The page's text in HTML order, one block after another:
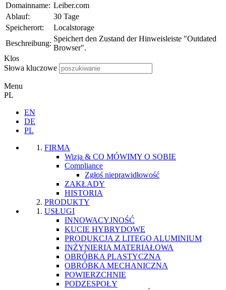
Domainname: Leiber.com
Ablauf:
30 Tage
Speicherort:
Localstorage
Beschreibung:
Speichert den Zustand der Hinweisleiste "Outdated
Browser".
Klos
Słowa kluczowe
Menu
PL
EN
DE
PL
FIRMA
Wizja & CO MÓWIMY O SOBIE
Compliance
Zgłoś nieprawidłowość
ZAKŁADY
HISTORIA
PRODUKTY
USŁUGI
INNOWACYJNOŚĆ
KUCIE HYBRYDOWE
PRODUKCJA Z LITEGO ALUMINIUM
INŻYNIERIA MATERIAŁOWA
OBRÓBKA PLASTYCZNA
OBRÓBKA MECHANICZNA
POWIERZCHNIE
PODZESPOŁY